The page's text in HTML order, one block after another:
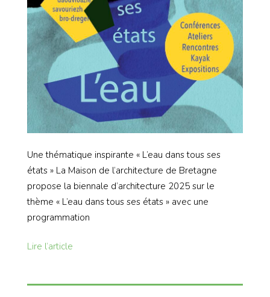
Une thématique inspirante « L’eau dans tous ses
états » La Maison de l’architecture de Bretagne
propose la biennale d’architecture 2025 sur le
thème « L’eau dans tous ses états » avec une
programmation
Lire l’article